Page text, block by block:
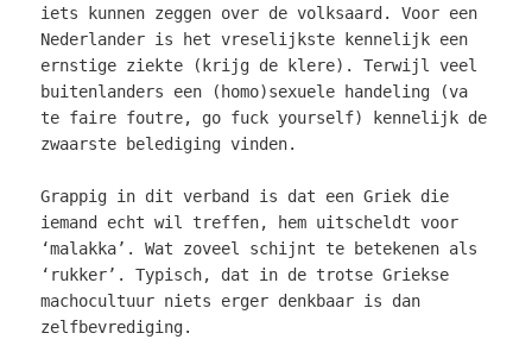
iets kunnen zeggen over de volksaard. Voor een
Nederlander is het vreselijkste kennelijk een
ernstige ziekte (krijg de klere). Terwijl veel
buitenlanders een (homo)sexuele handeling (va
te faire foutre, go fuck yourself) kennelijk de
zwaarste belediging vinden.
Grappig in dit verband is dat een Griek die
iemand echt wil treffen, hem uitscheldt voor
‘malakka’. Wat zoveel schijnt te betekenen als
‘rukker’. Typisch, dat in de trotse Griekse
machocultuur niets erger denkbaar is dan
zelfbevrediging.